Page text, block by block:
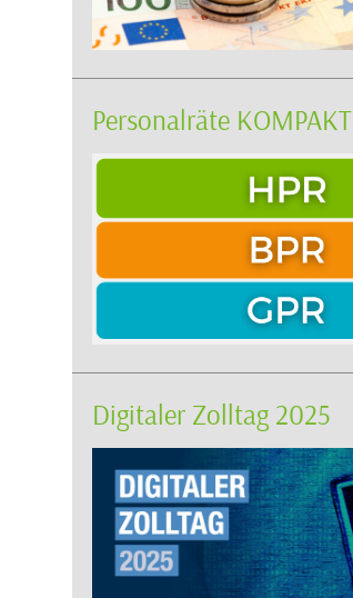
Personalräte KOMPAKT
Digitaler Zolltag 2025